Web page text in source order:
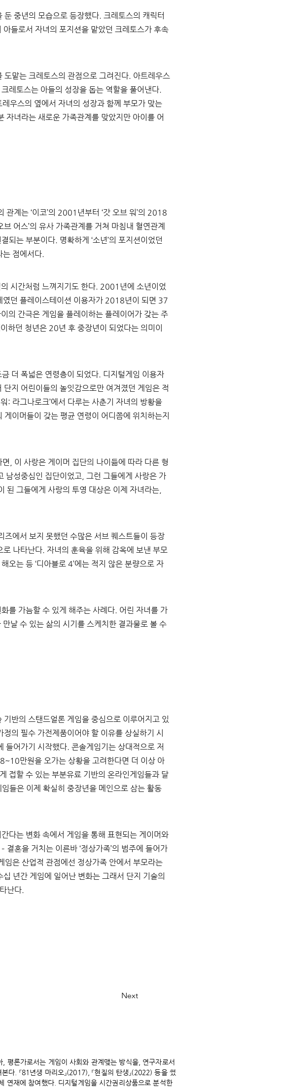
둔 중년의 모습으로 등장했다. 크레토스의 캐릭터
들로서 자녀의 포지션을 맡았던 크레토스가 후속
도맡는 크레토스의 관점으로 그려진다. 아트레우스
레토스는 아들의 성장을 돕는 역할을 풀어낸다.
우스의 옆에서 자녀의 성장과 함께 부모가 맞는
자녀라는 새로운 가족관계를 맞았지만 아이를 어
관계는 ‘이코’의 2001 년부터 ‘갓 오브 워’의 2018
브 어스’의 유사 가족관계를 거쳐 마침내 혈연관계
되는 부분이다. 명확하게 ‘소년’의 포지션이었던
는 점에서다.
시간처럼 느껴지기도 한다. 2001 년에 소년이었
였던 플레이스테이션 이용자가 2018년이 되면 37
이의 간극은 게임을 플레이하는 플레이어가 갖는 주
하던 청년은 20년 후 중장년이 되었다는 의미이
더 폭넓은 연령층이 되었다. 디지털게임 이용자
단지 어린이들의 놀잇감으로만 여겨졌던 게임은 적
: 라그나로크’에서 다루는 사춘기 자녀의 방황을
이머들이 갖는 평균 연령이 어디쯤에 위치하는지
이 사랑은 게이머 집단의 나이듦에 따라 다른 형
남성중심인 집단이었고 그런 그들에게 사랑은 가
된 그들에게 사랑의 투영 대상은 이제 자녀라는
즈에서 보지 못했던 수많은 서브 퀘스트들이 등장
로 나타난다. 자녀의 훈육을 위해 감옥에 보낸 부모
오는 등 ‘디아블로 4’에는 적지 않은 분량으로 자
를 가늠할 수 있게 해주는 사례다. 어린 자녀를 가
날 수 있는 삶의 시기를 스케치한 결과물로 볼 수
기반의 스탠드얼론 게임을 중심으로 이루어지고 있
정의 필수 가전제품이어야 할 이유를 상실하기 시
들어가기 시작했다. 콘솔게임기는 상대적으로 저
8~10만원을 오가는 상황을 고려한다면 더 이상 아
접할 수 있는 부분유료 기반의 온라인게임들과 달
들은 이제 확실히 중장년을 메인으로 삼는 활동
다는 변화 속에서 게임을 통해 표현되는 게이머와
– 결혼을 거치는 이른바 ‘정상가족’의 범주에 들어가
은 산업적 관점에선 정상가족 안에서 부모라는
십 년간 게임에 일어난 변화는 그래서 단지 기술의
난다.
Next
평론가로서는 게임이 사회와 관계맺는 방식을, 연구자로서
. 『81년생 마리오』(2017), 『현질의 탄생』(2022) 등을 썼
연재에 참여했다. 디지털게임을 시간권리상품으로 분석한